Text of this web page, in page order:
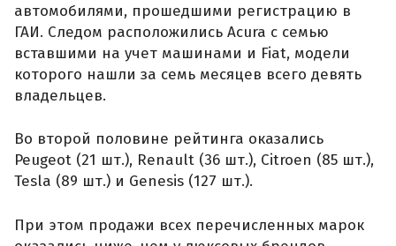
автомобилями, прошедшими регистрацию в
ГАИ. Следом расположились Acura с семью
вставшими на учет машинами и Fiat, модели
которого нашли за семь месяцев всего девять
владельцев.
Во второй половине рейтинга оказались
Peugeot (21 шт.), Renault (36 шт.), Citroen (85 шт.),
Tesla (89 шт.) и Genesis (127 шт.).
При этом продажи всех перечисленных марок